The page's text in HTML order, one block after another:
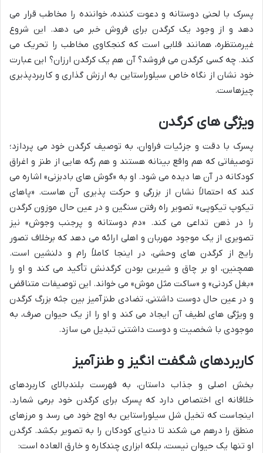
پسرک با لحنی دوستانه و دعوت کننده، خواننده را مخاطب قرار می
دهد و از وجود یک کرگدن برای فروش خبر می دهد. این شروع
غیرمنتظره، همانند قلابی است که کنجکاوی مخاطب را تحریک می
کند. چه کسی کرگدن می فروشد؟ آن هم یک کرگدن ارزان؟ این عبارت
خود نشان از نگاه خاص سیلوراستاین به ارزش گذاری و کاربردپذیری
چیزهاست.
ویژگی های کرگدن
پسرک با دقت و جزئیات فراوان، به توصیف کرگدن خود می پردازد؛
توصیفاتی که هم واقع بینانه هستند و هم رگه هایی از طنز و اغراق
کودکانه در آن ها دیده می شود. او به «گوش های بادبزنی» اشاره می
کند که احتمالاً نشان از بزرگی و حرکت پذیری آن هاست. «پاهای
تیکوپ تیکوپی» تصویر راه رفتن سنگین و در عین حال موزون کرگدن
را در ذهن تداعی می کند. «دم دوستانه و پرجنب وجوش» نیز
تصویری از یک موجود مهربان و اهلی ارائه می دهد که برخلاف تصور
رایج از کرگدن های وحشی، در اینجا کاملاً رام و دلنشین است.
همچنین، او بر چاق و شیرین بودن کرگدنش تأکید می کند و او را
«بغل کردنی» و «ساکت مثل موش» می خواند. این توصیفات متناقض
و در عین حال دوست داشتنی، تضادی طنزآمیز بین جثه بزرگ کرگدن
و ویژگی های لطیف آن ایجاد می کند و او را از یک حیوان صرف، به
موجودی با شخصیت و دوست داشتنی تبدیل می سازد.
کاربردهای شگفت انگیز و طنزآمیز
بخش اصلی و جذاب داستان، به فهرست بلندبالای کاربردهای
خلاقانه ای اختصاص دارد که پسرک برای کرگدن خود برمی شمارد.
اینجاست که تخیل شل سیلوراستاین به اوج خود می رسد و مرزهای
منطق را درهم می شکند تا دنیای کودکان را به تصویر بکشد. کرگدن
او تنها یک حیوان نیست، بلکه ابزاری چندکاره و خارق العاده است: